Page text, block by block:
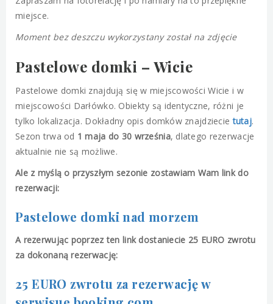
miejsce.
Moment bez deszczu wykorzystany został na zdjęcie
Pastelowe domki – Wicie
Pastelowe domki znajdują się w miejscowości Wicie i w
miejscowości Darłówko. Obiekty są identyczne, różni je
tylko lokalizacja. Dokładny opis domków znajdziecietutaj.
Sezon trwa od 1 maja do 30 września, dlatego rezerwacje
aktualnie nie są możliwe.
Ale z myślą o przyszłym sezonie zostawiam Wam link do
rezerwacji:
Pastelowe domki nad morzem
A rezerwując poprzez ten link dostaniecie 25 EURO zwrotu
za dokonaną rezerwację:
25 EURO zwrotu za rezerwację w